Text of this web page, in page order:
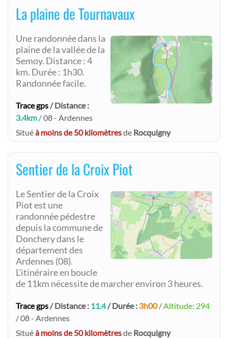
La plaine de Tournavaux
Une randonnée dans la
plaine de la vallée de la
Semoy. Distance : 4
km. Durée : 1h30.
Randonnée facile.
Trace gps/ Distance :
3.4km / 08 - Ardennes
Situéà moins de 50 kilomètresde Rocquigny
Sentier de la Croix Piot
Le Sentier de la Croix
Piot est une
randonnée pédestre
depuis la commune de
Donchery dans le
département des
Ardennes (08).
L'itinéraire en boucle
de 11km nécessite de marcher environ 3 heures.
Trace gps/ Distance : 11.4/ Durée : 3h00/Altitude: 294
/ 08 - Ardennes
Situéà moins de 50 kilomètresde Rocquigny